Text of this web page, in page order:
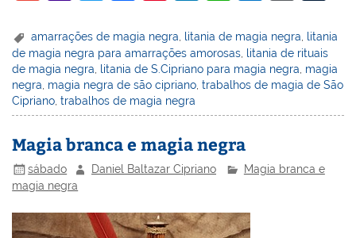
ai
l
h
o
o
M
ai
l
itt
er
c
e
b
o
o
k
er
e
st
k
e
dI
n
at
s
A
p
p
lo
o
k.
c
m
d
Pr
e
ss
m
bl
r
amarrações de magia negra litania de magia negra
litania
de magia negra para amarrações amorosas litania de rituais
de magia negra
litania de S.Cipriano para magia negra magia
negra magia negra de são cipriano ,trabalhos de magia de São
Cipriano ,trabalhos de magia negra
Magia branca e magia negra
sábado Daniel Baltazar Cipriano
Magia branca e
magia negra